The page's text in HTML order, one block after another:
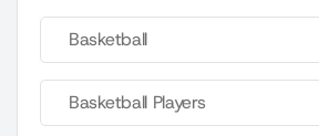
Basketball
Basketball Players